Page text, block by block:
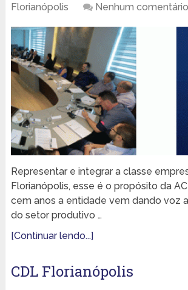
Florianópolis
Nenhum comentário
Representar e integrar a classe
Florianópolis, esse é o propósito da
cem anos a entidade vem dando voz
do setor produtivo …
[Continuar lendo...]
CDL Florianópolis